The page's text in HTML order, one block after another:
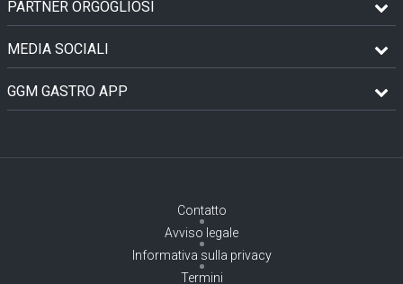
PARTNER ORGOGLIOSI
MEDIA SOCIALI
GGM GASTRO APP
Contatto
Avviso legale
Informativa sulla privacy
Termini